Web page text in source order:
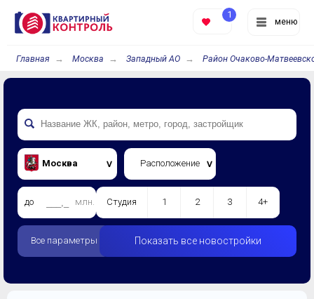
меню
1
Главная Москва Западный АО Район Очаково-
Москва Расположение
до млн. Студия 1 2 3 4+
Все параметры Показать все новостройки